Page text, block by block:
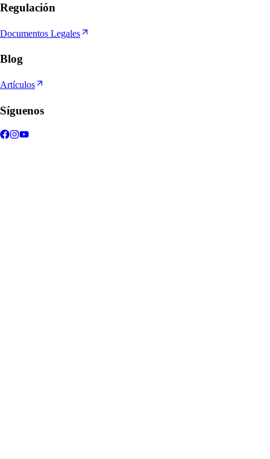
Regulación
Documentos Legales
Blog
Artículos
Síguenos